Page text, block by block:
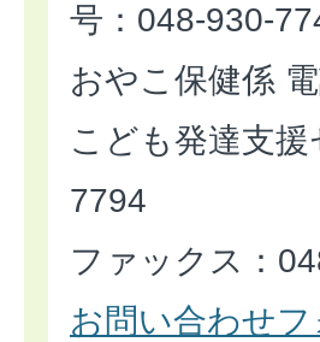
号：048-930-
おやこ保健係
こども発達支
7794
ファックス：
お問い合わせフ